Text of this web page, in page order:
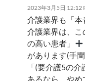
2023年3月5日 12:12
介護業界も「本
介護業界は、
の高い患者」
があります(手
「(要介護5の
あるなら、やめ